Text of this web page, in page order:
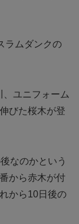
ラムダンクの
ユニフォーム
びた桜木が登
なのかという
から赤木が付
から10日後の